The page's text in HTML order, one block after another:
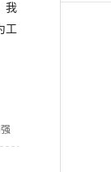
我
工